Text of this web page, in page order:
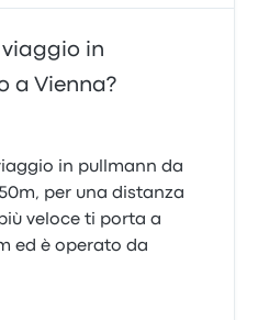
in
a Vienna?
in pullmann da
per una distanza
veloce ti porta a
ed è operato da